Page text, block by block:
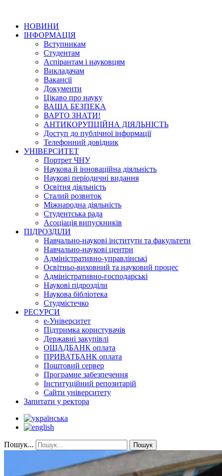
НОВИНИ
ІНФОРМАЦІЯ
Вступникам
Студентам
Аспірантам і науковцям
Викладачам
Вакансії
Документи
Цікаво про науку
ВАША БЕЗПЕКА
ВАРТО ЗНАТИ!
АНТИКОРУПЦІЙНА ДІЯЛЬНІСТЬ
Доступ до публічної інформації
Телефонний довідник
УНІВЕРСИТЕТ
Портрет ЧНУ
Наукова й інноваційна діяльність
Наукові періодичні видання
Освітня діяльність
Сталий розвиток
Міжнародна діяльність
Студентська рада
Асоціація випускників
ПІДРОЗДІЛИ
Навчально-наукові інститути та факультети
Навчально-наукові центри
Адміністративно-управлінські
Освітньо-виховний та науковий процес
Адміністративно-господарські
Наукові підрозділи
Наукова бібліотека
Студмістечко
РЕСУРСИ
е-Університет
Підтримка користувачів
Державні закупівлі
ОЩАДБАНК оплата
ПРИВАТБАНК оплата
Поштовий сервер
Програмне забезпечення
Інституційний репозитарій
Сайти університету
Запитати у ректора
Пошук... Пошук